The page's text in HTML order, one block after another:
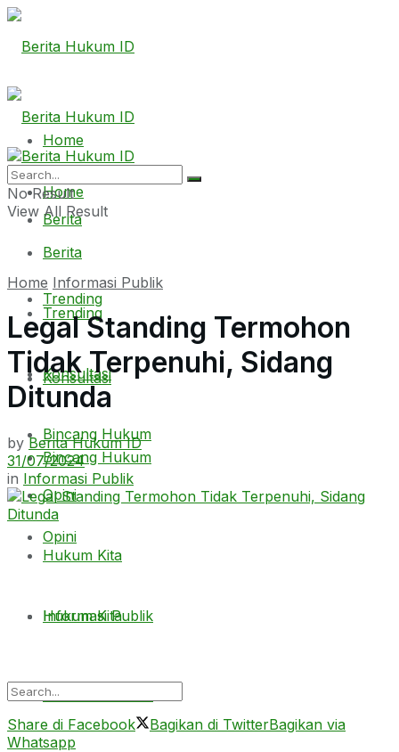
Home
Berita
Trending
Konsultasi
Bincang Hukum
Opini
Hukum Kita
Informasi Publik
Home
Berita
Trending
Konsultasi
Bincang Hukum
Opini
Hukum Kita
Informasi Publik
No Result
View All Result
Home Informasi Publik
Legal Standing Termohon
Tidak Terpenuhi, Sidang
Ditunda
by Berita Hukum ID
31/07/2024
in Informasi Publik
Share di Facebook Bagikan di TwitterBagikan via
Whatsapp